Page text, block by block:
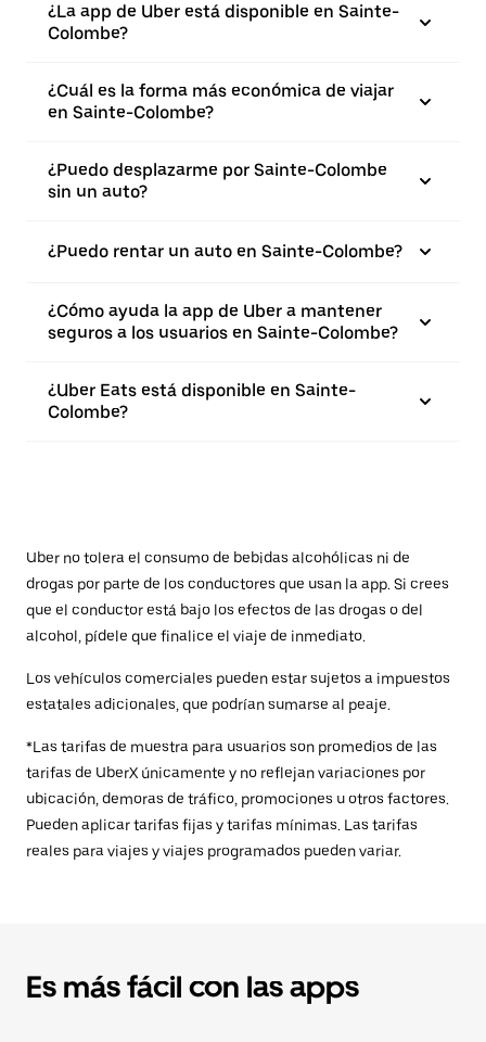
¿La app de Uber está disponible en Sainte-
Colombe?
¿Cuál es la forma más económica de viajar
en Sainte-Colombe?
¿Puedo desplazarme por Sainte-Colombe
sin un auto?
¿Puedo rentar un auto en Sainte-Colombe?
¿Cómo ayuda la app de Uber a mantener
seguros a los usuarios en Sainte-Colombe?
¿Uber Eats está disponible en Sainte-
Colombe?
Uber no tolera el consumo de bebidas alcohólicas ni de
drogas por parte de los conductores que usan la app. Si crees
que el conductor está bajo los efectos de las drogas o del
alcohol, pídele que finalice el viaje de inmediato.
Los vehículos comerciales pueden estar sujetos a impuestos
estatales adicionales, que podrían sumarse al peaje.
*Las tarifas de muestra para usuarios son promedios de las
tarifas de UberX únicamente y no reflejan variaciones por
ubicación, demoras de tráfico, promociones u otros factores.
Pueden aplicar tarifas fijas y tarifas mínimas. Las tarifas
reales para viajes y viajes programados pueden variar.
Es más fácil con las apps